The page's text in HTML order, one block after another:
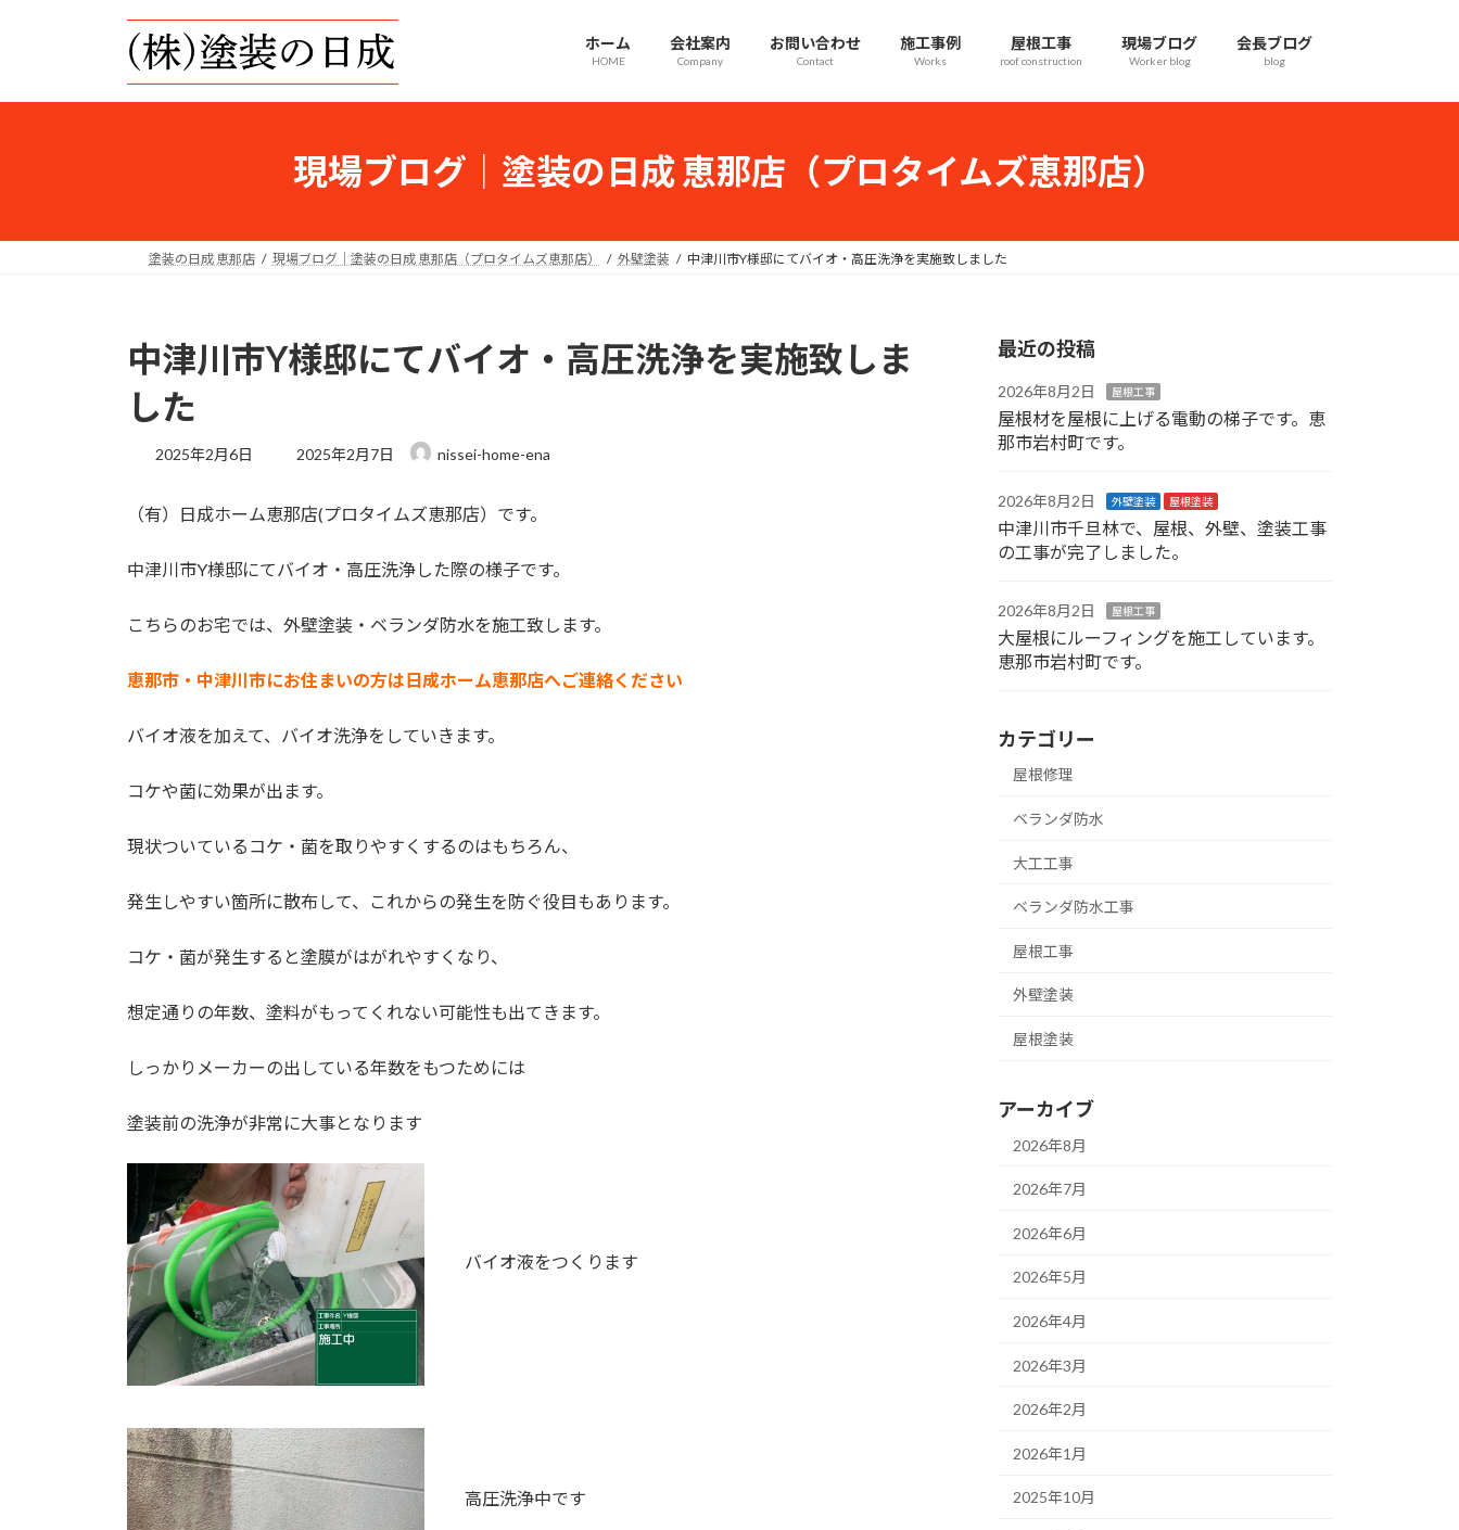
プ
動
ホーム
HOME
会社案内
Company
お問い合わせ
Contact
施工事例
Works
屋根工事
roof construction
現場ブログ
Worker blog
会長ブログ
blog
現場ブログ｜塗装の日成 恵那店（プロタイムズ恵那店）
塗装の日成 恵那店 現場ブログ｜塗装の日成 恵那店（プロタイムズ恵那店） 外壁塗装 中津川市Y様邸にてバイオ・高圧洗浄を実施致しました
中津川市Y様邸にてバイオ・高圧洗浄を実施致しま
した
2025年2月6日
最
新
時
:
2025年2月7日 nissei-home-ena
（有）日成ホーム恵那店(プロタイムズ恵那店）です。
中津川市Y様邸にてバイオ・高圧洗浄した際の様子です。
こちらのお宅では、外壁塗装・ベランダ防水を施工致します。
恵那市・中津川市にお住まいの方は日成ホーム恵那店へご連絡ください
バイオ液を加えて、バイオ洗浄をしていきます。
コケや菌に効果が出ます。
現状ついているコケ・菌を取りやすくするのはもちろん、
発生しやすい箇所に散布して、これからの発生を防ぐ役目もあります。
コケ・菌が発生すると塗膜がはがれやすくなり、
想定通りの年数、塗料がもってくれない可能性も出てきます。
しっかりメーカーの出している年数をもつためには
塗装前の洗浄が非常に大事となります
バイオ液をつくります
高圧洗浄中です
最近の投稿
2026年8月2日 屋根工事
屋根材を屋根に上げる電動の梯子です。恵
那市岩村町です。
2026年8月2日 外壁塗装 屋根塗装
中津川市千旦林で、屋根、外壁、塗装工事
の工事が完了しました。
2026年8月2日 屋根工事
大屋根にルーフィングを施工しています。
恵那市岩村町です。
カテゴリー
屋根修理
ベランダ防水
大工工事
ベランダ防水工事
屋根工事
外壁塗装
屋根塗装
アーカイブ
2026年8月
2026年7月
2026年6月
2026年5月
2026年4月
2026年3月
2026年2月
2026年1月
2025年10月